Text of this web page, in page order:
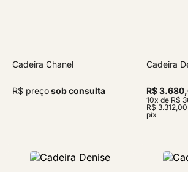
Cadeira Chanel
R$ preçosob consulta
Cadeira
R$
10x de R$
R$
pix